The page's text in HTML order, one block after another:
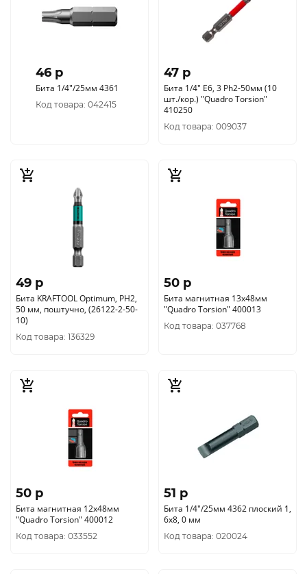
46 p
Бита 1/4"/25мм 4361
Код товара: 042415
47 p
Бита 1/4" E6, 3 Ph2-50мм (10
шт./кор.) "Quadro Torsion"
410250
Код товара: 009037
49 p
Бита KRAFTOOL Optimum, PH2,
50 мм, поштучно, (26122-2-50-
10)
Код товара: 136329
50 p
Бита магнитная 13х48мм
"Quadro Torsion" 400013
Код товара: 037768
50 p
Бита магнитная 12х48мм
"Quadro Torsion" 400012
Код товара: 033552
51 p
Бита 1/4"/25мм 4362 плоский 1,
6х8, 0 мм
Код товара: 020024